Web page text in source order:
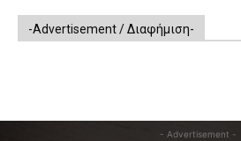
-Advertisement / Διαφήμιση-
- Advertisement -